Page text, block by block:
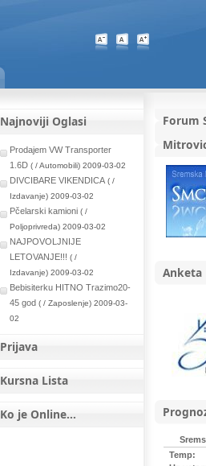
Najnoviji Oglasi
Prodajem VW Transporter
1.6D( / Automobili) 2009-03-02
DIVCIBARE VIKENDICA( /
Izdavanje) 2009-03-02
Pčelarski kamioni( /
Poljoprivreda) 2009-03-02
NAJPOVOLJNIJE
LETOVANJE!!!( /
Izdavanje) 2009-03-02
Bebisiterku HITNO Trazimo20-
45 god( / Zaposlenje) 2009-03-
02
Prijava
Kursna Lista
Ko je Online...
Forum
Anketa
Temp: